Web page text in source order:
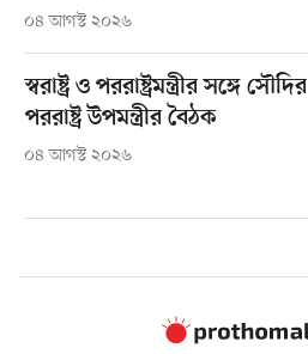
০৪ আগস্ট ২০২৬
স্বরাষ্ট্র ও পররাষ্ট্রমন্ত্রীর সঙ্গে সৌদির
পররাষ্ট্র উপমন্ত্রীর বৈঠক
০৪ আগস্ট ২০২৬